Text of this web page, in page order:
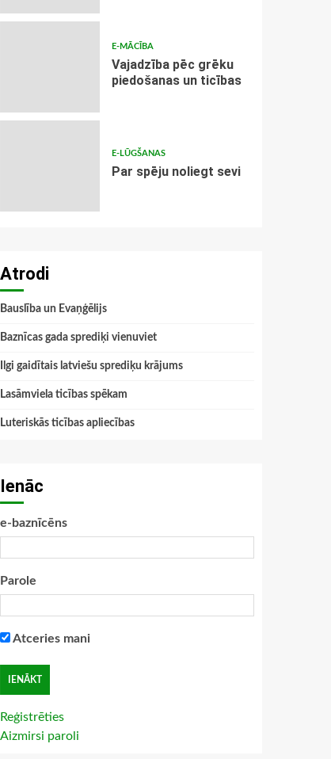
E-MĀCĪBA
Vajadzība pēc grēku
piedošanas un ticības
E-LŪGŠANAS
Par spēju noliegt sevi
Atrodi
Bauslība un Evaņģēlijs
Baznīcas gada sprediķi vienuviet
Ilgi gaidītais latviešu sprediķu krājums
Lasāmviela ticības spēkam
Luteriskās ticības apliecības
Ienāc
e-baznīcēns
Parole
Atceries mani
Reģistrēties
Aizmirsi paroli